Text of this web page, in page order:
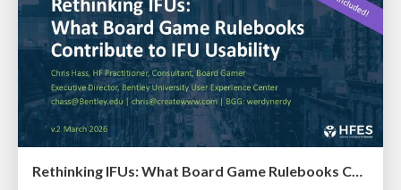
Rethinking IFUs: What Board Game Rulebooks Contribute to IFU Usability